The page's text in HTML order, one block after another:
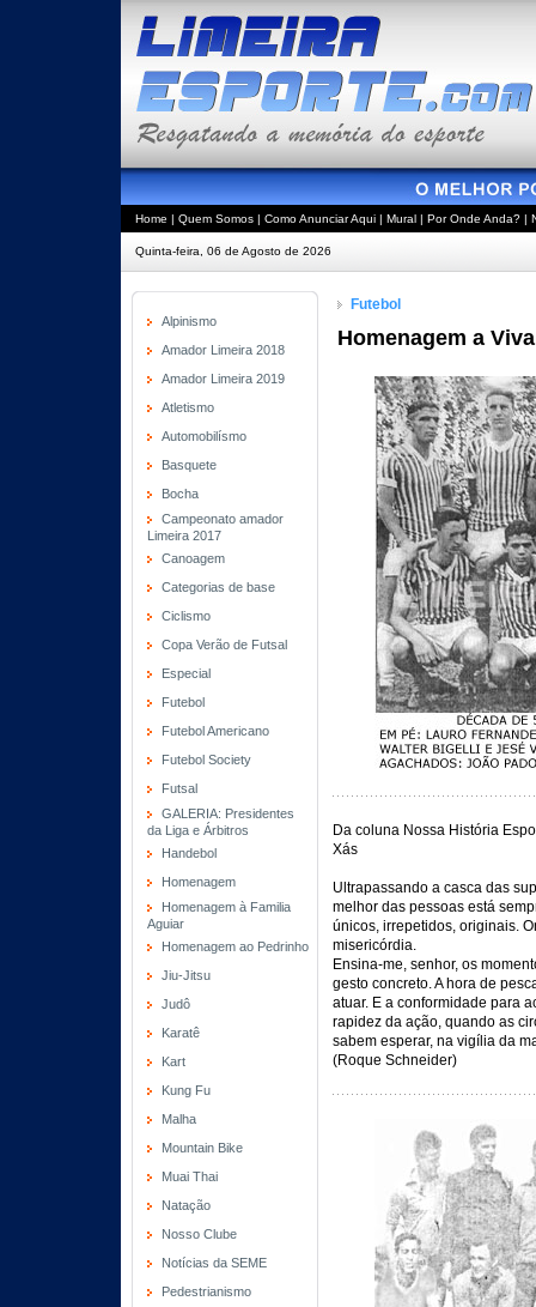
Home | Quem Somos | Como Anunciar Aqui | Mural | Por Onde Anda? |
Quinta-feira, 06 de Agosto de 2026
Alpinismo
Amador Limeira 2018
Amador Limeira 2019
Atletismo
Automobilísmo
Basquete
Bocha
Campeonato amador
Limeira 2017
Canoagem
Categorias de base
Ciclismo
Copa Verão de Futsal
Especial
Futebol
Futebol Americano
Futebol Society
Futsal
GALERIA: Presidentes
da Liga e Árbitros
Handebol
Homenagem
Homenagem à Familia
Aguiar
Homenagem ao Pedrinho
Jiu-Jitsu
Judô
Karatê
Kart
Kung Fu
Malha
Mountain Bike
Muai Thai
Natação
Nosso Clube
Notícias da SEME
Pedestrianismo
Futebol
Homenagem a
Da coluna Nossa História
Xás
Ultrapassando a casca das
melhor das pessoas está
únicos, irrepetidos, originais.
misericórdia.
Ensina-me, senhor, os
gesto concreto. A hora de
atuar. E a conformidade para
rapidez da ação, quando as
sabem esperar, na vigília da
(Roque Schneider)